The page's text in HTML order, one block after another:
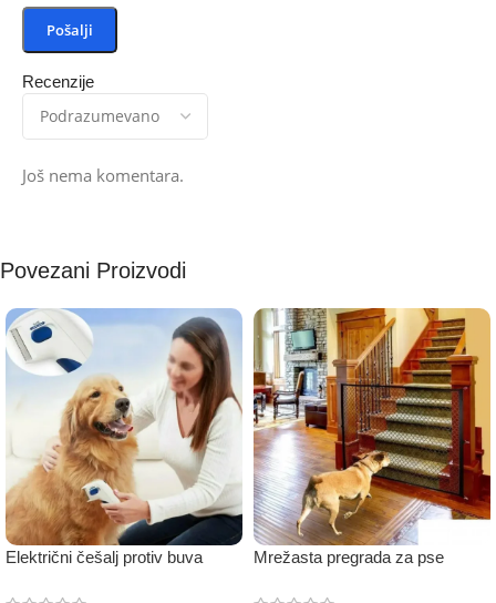
Recenzije
Još nema komentara.
Povezani Proizvodi
Električni češalj protiv buva Mrežasta pregrada za pse